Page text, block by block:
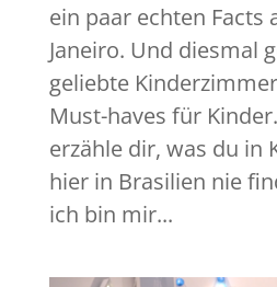
ein paar echten Facts
Janeiro. Und diesmal
geliebte
Must-haves für
erzähle dir, was du in
hier in Brasilien nie
ich bin mir...